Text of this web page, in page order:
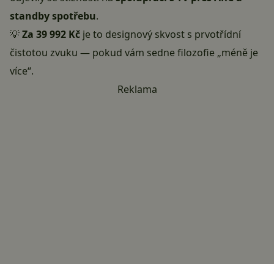
standby spotřebu.
💡Za 39 992 Kč je to designový skvost s prvotřídní
čistotou zvuku — pokud vám sedne filozofie „méně je
více“.
Reklama